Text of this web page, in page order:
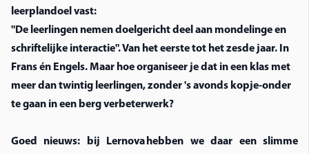
leerplandoel vast:
"De leerlingen nemen doelgericht deel aan mondelinge en
schriftelijke interactie". Van het eerste tot het zesde jaar. In
Frans én Engels. Maar hoe organiseer je dat in een klas met
meer dan twintig leerlingen, zonder 's avonds kopje-onder
te gaan in een berg verbeterwerk?
Goed nieuws: bij Lernova hebben we daar een slimme